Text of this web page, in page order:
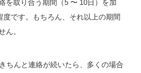
を取り合う期間（5 〜 10日）を加
度です。もちろん、それ以上の期間
ん。
ちんと連絡が続いたら、多くの場合